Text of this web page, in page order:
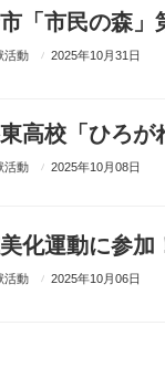
「市民の森」
活動 2025年10月31日
高校「ひろが
活動 2025年10月08日
化運動に参加
活動 2025年10月06日